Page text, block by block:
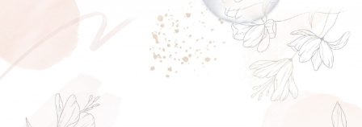
Перейти
к
содержанию